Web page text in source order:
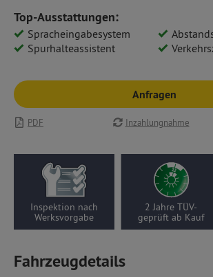
Top-Ausstattungen:
Spracheingabesystem
Spurhalteassistent
Anfragen
PDF Inzahlungnahme
Inspektion nach
Werksvorgabe
2 Jahre TÜV-
geprüft ab Kauf
Fahrzeugdetails